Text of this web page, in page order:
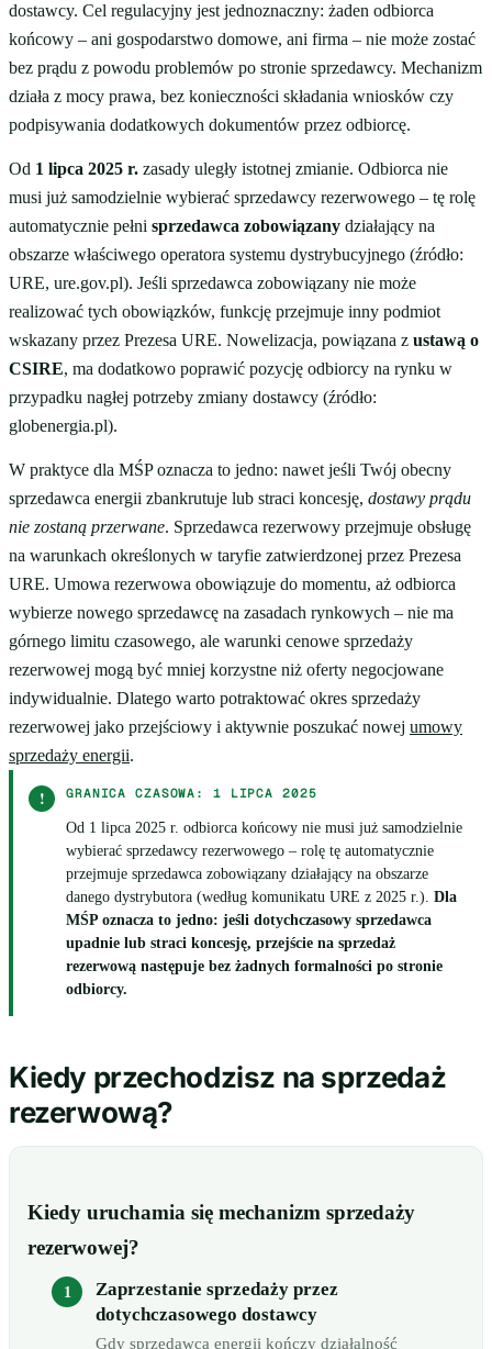
dostawcy. Cel regulacyjny jest jednoznaczny: żaden odbiorca
końcowy – ani gospodarstwo domowe, ani firma – nie może zostać
bez prądu z powodu problemów po stronie sprzedawcy. Mechanizm
działa z mocy prawa, bez konieczności składania wniosków czy
podpisywania dodatkowych dokumentów przez odbiorcę.
Od 1 lipca 2025 r. zasady uległy istotnej zmianie. Odbiorca nie
musi już samodzielnie wybierać sprzedawcy rezerwowego – tę rolę
automatycznie pełni sprzedawca zobowiązany działający na
obszarze właściwego operatora systemu dystrybucyjnego (źródło:
URE, ure.gov.pl). Jeśli sprzedawca zobowiązany nie może
realizować tych obowiązków, funkcję przejmuje inny podmiot
wskazany przez Prezesa URE. Nowelizacja, powiązana z ustawą o
CSIRE, ma dodatkowo poprawić pozycję odbiorcy na rynku w
przypadku nagłej potrzeby zmiany dostawcy (źródło:
globenergia.pl).
W praktyce dla MŚP oznacza to jedno: nawet jeśli Twój obecny
sprzedawca energii zbankrutuje lub straci koncesję, dostawy prądu
nie zostaną przerwane. Sprzedawca rezerwowy przejmuje obsługę
na warunkach określonych w taryfie zatwierdzonej przez Prezesa
URE. Umowa rezerwowa obowiązuje do momentu, aż odbiorca
wybierze nowego sprzedawcę na zasadach rynkowych – nie ma
górnego limitu czasowego, ale warunki cenowe sprzedaży
rezerwowej mogą być mniej korzystne niż oferty negocjowane
indywidualnie. Dlatego warto potraktować okres sprzedaży
rezerwowej jako przejściowy i aktywnie poszukać nowej umowy
sprzedaży energii.
! GRANICA CZASOWA: 1 LIPCA 2025
Od 1 lipca 2025 r. odbiorca końcowy nie musi już samodzielnie
wybierać sprzedawcy rezerwowego – rolę tę automatycznie
przejmuje sprzedawca zobowiązany działający na obszarze
danego dystrybutora (według komunikatu URE z 2025 r.). Dla
MŚP oznacza to jedno: jeśli dotychczasowy sprzedawca
upadnie lub straci koncesję, przejście na sprzedaż
rezerwową następuje bez żadnych formalności po stronie
odbiorcy.
Kiedy przechodzisz na sprzedaż
rezerwową?
Kiedy uruchamia się mechanizm sprzedaży
rezerwowej?
Zaprzestanie sprzedaży przez
dotychczasowego dostawcy
Gdy sprzedawca energii kończy działalność